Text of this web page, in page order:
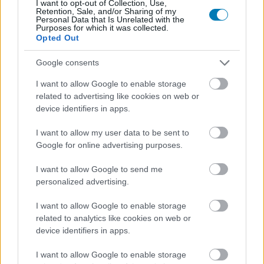
I want to opt-out of Collection, Use,
Retention, Sale, and/or Sharing of my
Personal Data that Is Unrelated with the
Purposes for which it was collected.
Opted Out
Google consents
I want to allow Google to enable storage
related to advertising like cookies on web or
device identifiers in apps.
I want to allow my user data to be sent to
Google for online advertising purposes.
I want to allow Google to send me
personalized advertising.
I want to allow Google to enable storage
related to analytics like cookies on web or
device identifiers in apps.
I want to allow Google to enable storage
processzora túlzottan bonyolultnak bizonyult a
fejlesztők számára, így esélye sem volt a sokkal
egyszerűbb felépítésű Playstation-el szemben.
Összesen 9,5 millió darab kelt el világszerte olyan remek
játékok kíséretében mint a NiGHTS vagy a Virtua Fighter.
7. Sega CD - amikor még a kazetta volt a divat
A 90-es évek elején még igazi újdonságnak számított a
CD, azaz a Compact Disc. A Sega Genesis-hez kiadótt
kiegészítő tulajdonképpen nem nyújtott jobb
ruházta fel a konzolt. A kiegészítőért elkért 299 dolláros
árat mindössze 6 millióan fizették ki, pedig a minden
erre a gépre készítették el. A siker mégis elmaradt.
6. 3DO - az elő-Playstation3
700 dolláros áron. Igen, kérem szépen, hétszáz dollárért,